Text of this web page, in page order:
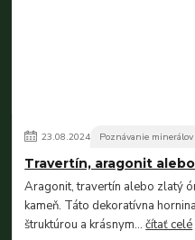
23.08.2024 Poznávanie minerálov
Travertín, aragonit
Aragonit, travertín alebo zlatý
kameň. Táto dekoratívna
štruktúrou a krásnym...čítať celé